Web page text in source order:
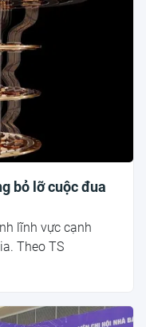
bỏ lỡ cuộc đua
lĩnh vực cạnh
Theo TS